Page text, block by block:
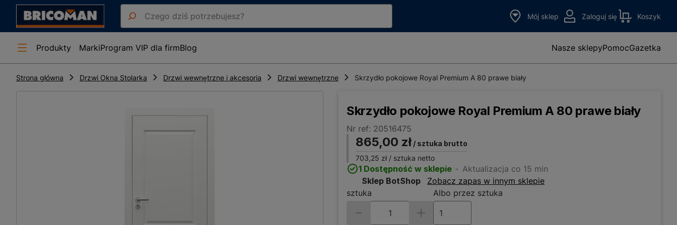
Mój sklep Zaloguj się Koszyk
Produkty MarkiProgram VIP dla firmBlog Nasze sklepyPomocGazetka
Strona główna Drzwi Okna Stolarka Drzwi wewnętrzne i akcesoria Drzwi wewnętrzne Skrzydło pokojowe Royal Premium A 80 prawe biały
Skrzydło pokojowe Royal Premium A 80 prawe biały
Nr ref: 20516475
865,00 zł / sztuka brutto
703,25 zł / sztuka netto
1 Dostępność w sklepie
Aktualizacja co 15 min
Sklep BotShop
Zobacz zapas w innym sklepie
sztuka
Albo przez sztuka